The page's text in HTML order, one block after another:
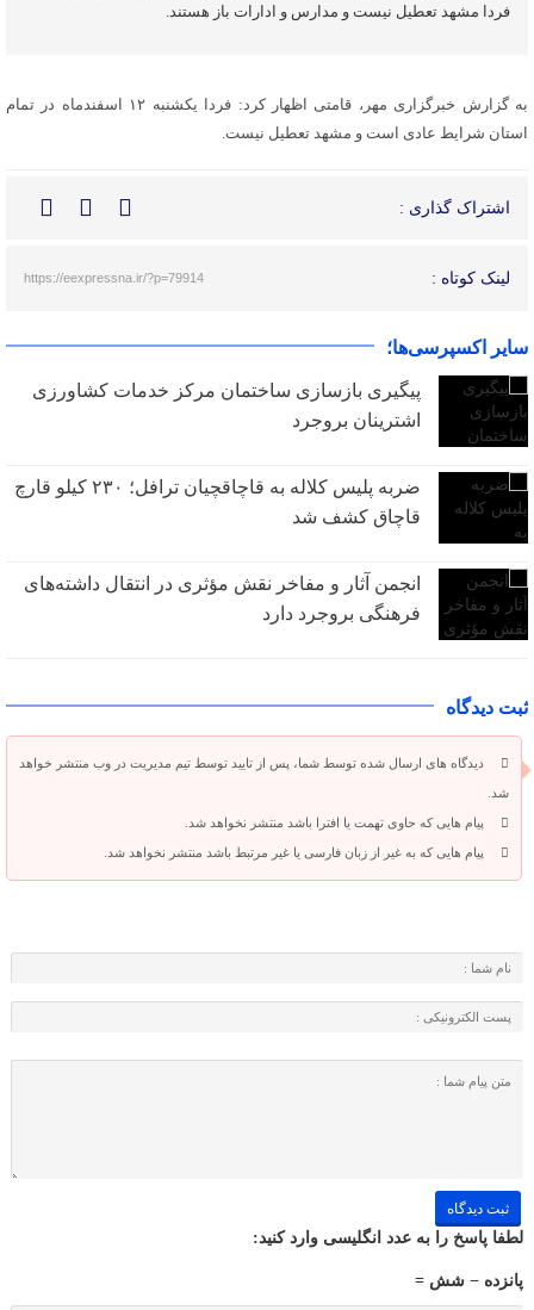
فردا مشهد تعطیل نیست و مدارس و ادارات باز هستند.
به گزارش خبرگزاری مهر، قامتی اظهار کرد: فردا یکشنبه ۱۲ اسفندماه در تمام
استان شرایط عادی است و مشهد تعطیل نیست.
اشتراک گذاری :
لینک کوتاه : https://eexpressna.ir/?p=79914
سایر اکسپرسی‌ها؛
پیگیری بازسازی ساختمان مرکز خدمات کشاورزی
اشترینان بروجرد
ضربه پلیس کلاله به قاچاقچیان ترافل؛ ۲۳۰ کیلو قارچ
قاچاق کشف شد
انجمن آثار و مفاخر نقش مؤثری در انتقال داشته‌های
فرهنگی بروجرد دارد
ثبت دیدگاه
دیدگاه های ارسال شده توسط شما، پس از تایید توسط تیم مدیریت در وب منتشر خواهد
شد.
پیام هایی که حاوی تهمت یا افترا باشد منتشر نخواهد شد.
پیام هایی که به غیر از زبان فارسی یا غیر مرتبط باشد منتشر نخواهد شد.
لطفا پاسخ را به عدد انگلیسی وارد کنید:
پانزده − شش =